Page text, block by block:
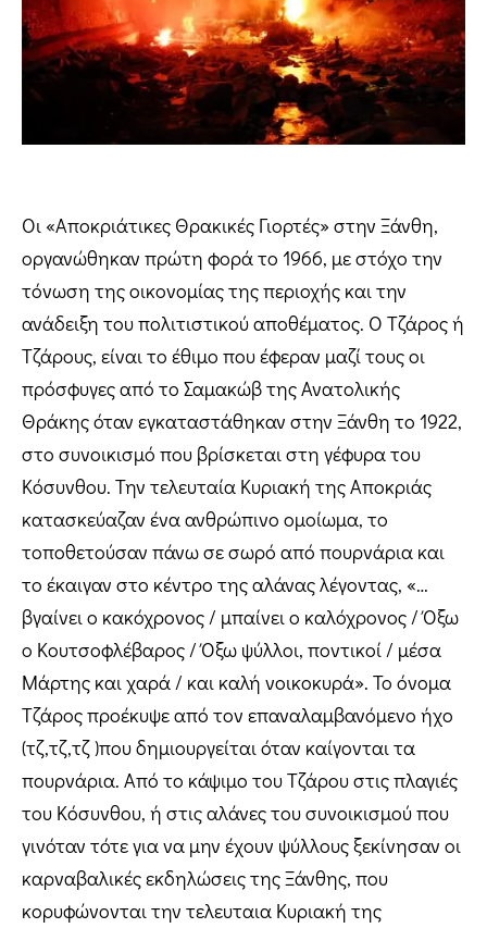
Οι «Αποκριάτικες Θρακικές Γιορτές» στην Ξάνθη,
οργανώθηκαν πρώτη φορά το 1966, με στόχο την
τόνωση της οικονομίας της περιοχής και την
ανάδειξη του πολιτιστικού αποθέματος. Ο Τζάρος ή
Τζάρους, είναι το έθιμο που έφεραν μαζί τους οι
πρόσφυγες από το Σαμακώβ της Ανατολικής
Θράκης όταν εγκαταστάθηκαν στην Ξάνθη το 1922,
στο συνοικισμό που βρίσκεται στη γέφυρα του
Κόσυνθου. Την τελευταία Κυριακή της Αποκριάς
κατασκεύαζαν ένα ανθρώπινο ομοίωμα, το
τοποθετούσαν πάνω σε σωρό από πουρνάρια και
το έκαιγαν στο κέντρο της αλάνας λέγοντας, «…
βγαίνει ο κακόχρονος / μπαίνει ο καλόχρονος / Όξω
ο Κουτσοφλέβαρος / Όξω ψύλλοι, ποντικοί / μέσα
Μάρτης και χαρά / και καλή νοικοκυρά». Το όνομα
Τζάρος προέκυψε από τον επαναλαμβανόμενο ήχο
(τζ,τζ,τζ )που δημιουργείται όταν καίγονται τα
πουρνάρια. Από το κάψιμο του Τζάρου στις πλαγιές
του Κόσυνθου, ή στις αλάνες του συνοικισμού που
γινόταν τότε για να μην έχουν ψύλλους ξεκίνησαν οι
καρναβαλικές εκδηλώσεις της Ξάνθης, που
κορυφώνονται την τελευταια Κυριακή της